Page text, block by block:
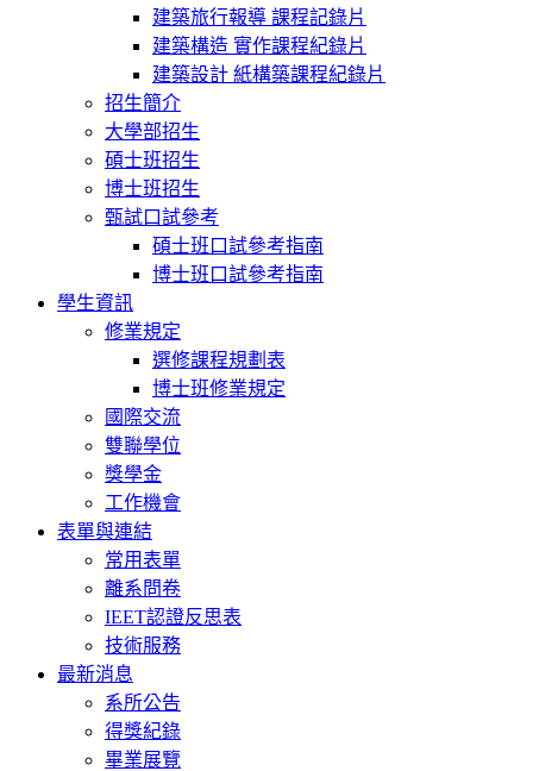
建築旅行報導 課程記錄片
建築構造 實作課程紀錄片
建築設計 紙構築課程紀錄片
招生簡介
大學部招生
碩士班招生
博士班招生
甄試口試參考
碩士班口試參考指南
博士班口試參考指南
學生資訊
修業規定
選修課程規劃表
博士班修業規定
國際交流
雙聯學位
獎學金
工作機會
表單與連結
常用表單
離系問卷
IEET認證反思表
技術服務
最新消息
系所公告
得獎紀錄
畢業展覽